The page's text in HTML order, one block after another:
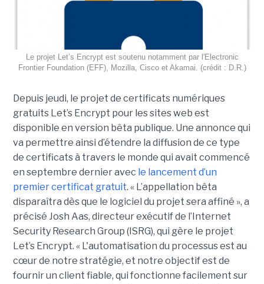
Le projet Let’s Encrypt est soutenu notamment par l'Electronic
Frontier Foundation (EFF), Mozilla, Cisco et Akamai. (crédit : D.R.)
Depuis jeudi, le projet de certificats numériques
gratuits Let’s Encrypt pour les sites web est
disponible en version bêta publique. Une annonce qui
va permettre ainsi d’étendre la diffusion de ce type
de certificats à travers le monde qui avait commencé
en septembre dernier avec le lancement d’un
premier certificat gratuit. « L’appellation bêta
disparaîtra dès que le logiciel du projet sera affiné », a
précisé Josh Aas, directeur exécutif de l’Internet
Security Research Group (ISRG), qui gère le projet
Let’s Encrypt. « L'automatisation du processus est au
cœur de notre stratégie, et notre objectif est de
fournir un client fiable, qui fonctionne facilement sur